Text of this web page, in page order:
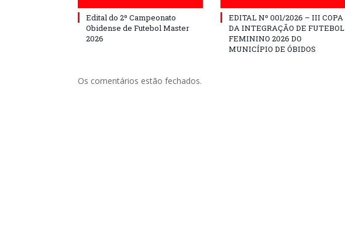
Edital do 2º Campeonato
Obidense de Futebol Master
2026
EDITAL Nº 001/2026 – III COPA
DA INTEGRAÇÃO DE FUTEBOL
FEMININO 2026 DO
MUNICÍPIO DE ÓBIDOS
Os comentários estão fechados.